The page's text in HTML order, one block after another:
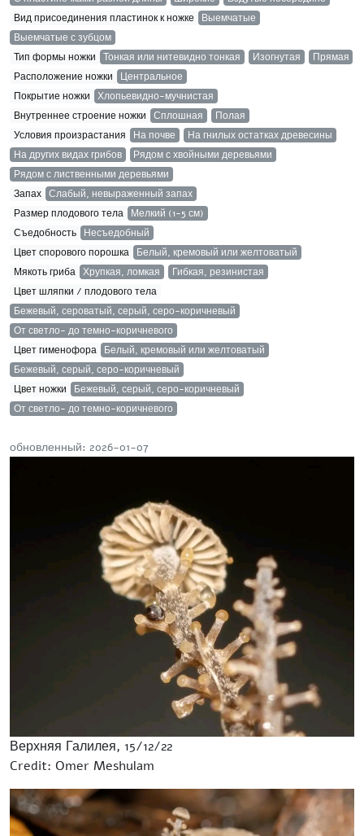
Вид присоединения пластинок к ножке
Выемчатые
Выемчатые с зубцом
Тип формы ножки
Тонкая или нитевидно тонкая Изогнутая
Прямая
Расположение ножки
Центральное
Покрытие ножки
Хлопьевидно-мучнистая
Внутреннее строение ножки
Сплошная
Полая
Условия произрастания
На почве
На гнилых остатках древесины
На других видах грибов
Рядом с хвойными деревьями
Рядом с лиственными деревьями
Запах Слабый, невыраженный запах
Размер плодового тела
Мелкий (1-5 см)
Съедобность
Несъедобный
Цвет спорового порошка
Белый, кремовый или желтоватый
Мякоть гриба Хрупкая, ломкая
Гибкая, резинистая
Цвет шляпки / плодового тела
Бежевый, сероватый, серый, серо-коричневый
От светло- до темно-коричневого
Цвет гименофора
Белый, кремовый или желтоватый
Бежевый, серый, серо-коричневый
Цвет ножки
Бежевый, серый, серо-коричневый
От светло- до темно-коричневого
обновленный: 2026-01-07
Верхняя Галилея, 15/12/22
Credit: Omer Meshulam